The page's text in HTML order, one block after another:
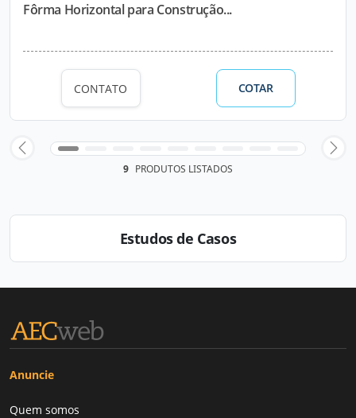
Fôrma Horizontal para Construção...
CONTATO COTAR
9 PRODUTOS LISTADOS
Estudos de Casos
Anuncie
Quem somos